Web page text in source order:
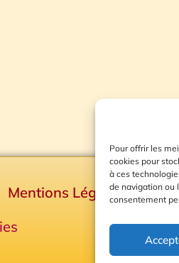
Pour offrir les
cookies pour
à ces
de navigation ou
consentement
Mentions Légales